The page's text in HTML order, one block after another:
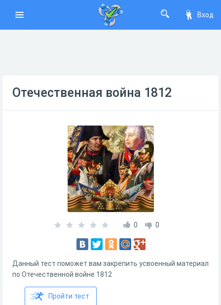
Вход
Отечественная война 1812
0 0
Данный тест поможет вам закрепить усвоенный материал
по Отечественной войне 1812
Пройти тест